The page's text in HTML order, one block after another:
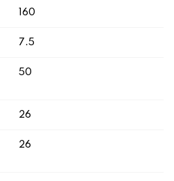
160
7.5
50
26
26